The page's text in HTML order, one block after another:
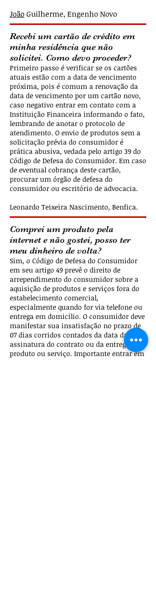
João Guilherme, Engenho Novo
Recebi um cartão de crédito em
minha residência que não
solicitei. Como devo proceder?
Primeiro passo é verificar se os cartões
atuais estão com a data de vencimento
próxima, pois é comum a renovação da
data de vencimento por um cartão novo,
caso negativo entrar em contato com a
Instituição Financeira informando o fato,
lembrando de anotar o protocolo de
atendimento. O envio de produtos sem a
solicitação prévia do consumidor é
prática abusiva, vedada pelo artigo 39 do
Código de Defesa do Consumidor. Em caso
de eventual cobrança deste cartão,
procurar um órgão de defesa do
consumidor ou escritório de advocacia.
Leonardo Teixeira Nascimento, Benfica.
Comprei um produto pela
internet e não gostei, posso ter
meu dinheiro de volta?
Sim, o Código de Defesa do Consumidor
em seu artigo 49 prevê o direito de
arrependimento do consumidor sobre a
aquisição de produtos e serviços fora do
estabelecimento comercial,
especialmente quando for via telefone ou
entrega em domicílio. O consumidor deve
manifestar sua insatisfação no prazo de
07 dias corridos contados da data da
assinatura do contrato ou da entrega do
produto ou serviço. Importante entrar em